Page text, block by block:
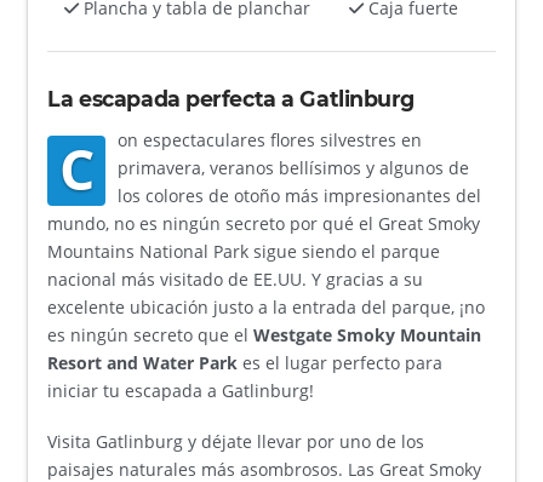
Plancha y tabla de planchar
Caja fuerte
La escapada perfecta a Gatlinburg
C
on espectaculares flores silvestres en
primavera, veranos bellísimos y algunos de
los colores de otoño más impresionantes del
mundo, no es ningún secreto por qué el Great Smoky
Mountains National Park sigue siendo el parque
nacional más visitado de EE.UU. Y gracias a su
excelente ubicación justo a la entrada del parque, ¡no
es ningún secreto que elWestgate Smoky Mountain
Resort and Water Park es el lugar perfecto para
iniciar tu escapada a Gatlinburg!
Visita Gatlinburg y déjate llevar por uno de los
paisajes naturales más asombrosos. Las Great Smoky